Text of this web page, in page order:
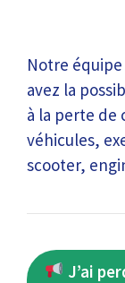
Notre
avez la
à la perte de
véhicules,
scooter,
J’ai